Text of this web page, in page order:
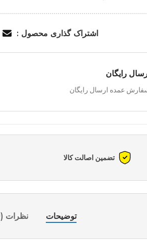
اشتراک گذاری محصول :
رایگان
عمده ارسال رایگان
تضمین اصالت کالا
توضیحات نظرات (0)